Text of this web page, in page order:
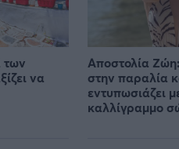
των
να
Αποστολία
στην παραλία
εντυπωσιάζει
καλλίγραμμο